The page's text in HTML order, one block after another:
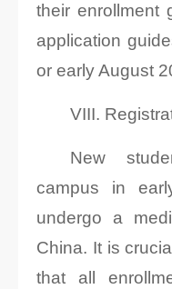
their enrollment
application
or early August
VIII.
New
campus in
undergo a
China. It is
that all